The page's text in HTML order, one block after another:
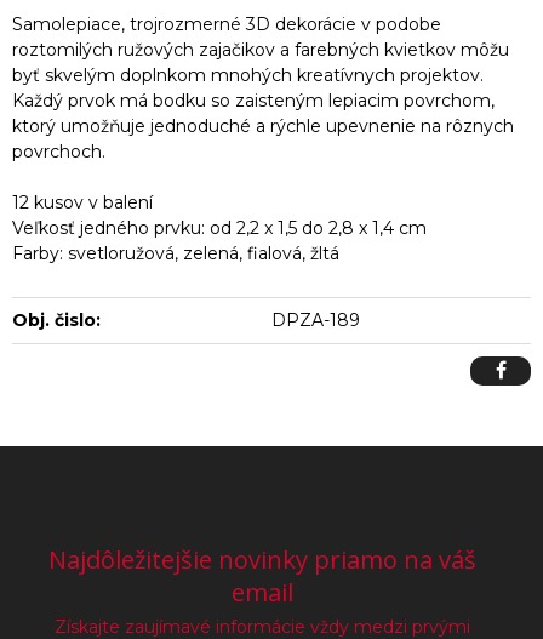
Samolepiace, trojrozmerné 3D dekorácie v podobe
roztomilých ružových zajačikov a farebných kvietkov môžu
byť skvelým doplnkom mnohých kreatívnych projektov.
Každý prvok má bodku so zaisteným lepiacim povrchom,
ktorý umožňuje jednoduché a rýchle upevnenie na rôznych
povrchoch.
12 kusov v balení
Veľkosť jedného prvku: od 2,2 x 1,5 do 2,8 x 1,4 cm
Farby: svetloružová, zelená, fialová, žltá
Obj. čislo: DPZA-189
Najdôležitejšie novinky priamo na váš
email
Získajte zaujímavé informácie vždy medzi prvými